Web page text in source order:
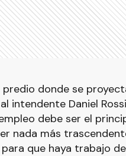
donde se
intendente Daniel
debe ser el
nada más
que haya trabajo